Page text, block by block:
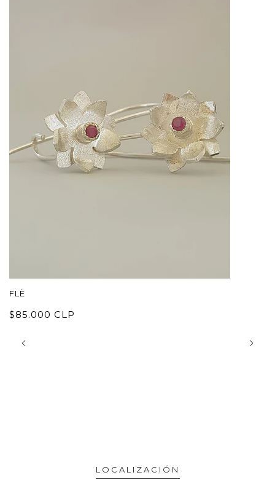
FLÈ
$85.000 CLP
LOCALIZACIÓN